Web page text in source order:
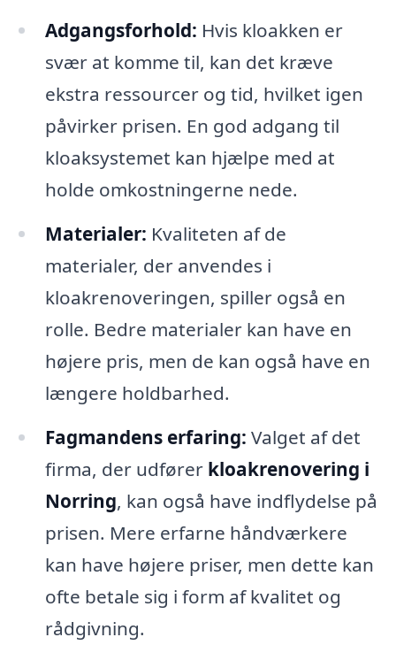
Adgangsforhold: Hvis kloakken er
svær at komme til, kan det kræve
ekstra ressourcer og tid, hvilket igen
påvirker prisen. En god adgang til
kloaksystemet kan hjælpe med at
holde omkostningerne nede.
Materialer: Kvaliteten af de
materialer, der anvendes i
kloakrenoveringen, spiller også en
rolle. Bedre materialer kan have en
højere pris, men de kan også have en
længere holdbarhed.
Fagmandens erfaring: Valget af det
firma, der udfører kloakrenovering i
Norring, kan også have indflydelse på
prisen. Mere erfarne håndværkere
kan have højere priser, men dette kan
ofte betale sig i form af kvalitet og
rådgivning.